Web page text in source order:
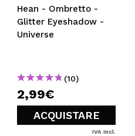
Hean - Ombretto -
Glitter Eyeshadow -
Universe
(10)
2,99€
ACQUISTARE
IVA Incl.